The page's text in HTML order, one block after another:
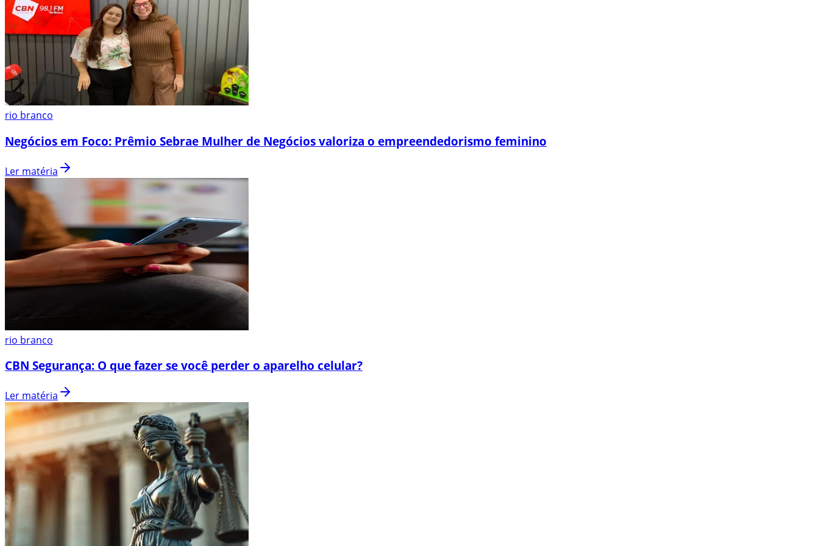
rio branco
Negócios em Foco: Prêmio Sebrae Mulher de Negócios valoriza o empreendedorismo feminino
Ler matéria
rio branco
CBN Segurança: O que fazer se você perder o aparelho celular?
Ler matéria